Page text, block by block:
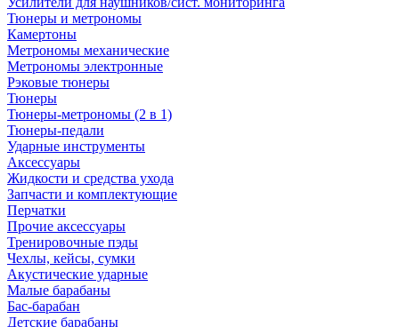
Тюнеры и метрономы
Камертоны
Метрономы механические
Метрономы электронные
Рэковые тюнеры
Тюнеры
Тюнеры-метрономы (2 в 1)
Тюнеры-педали
Ударные инструменты
Аксессуары
Жидкости и средства ухода
Запчасти и комплектующие
Перчатки
Прочие аксессуары
Тренировочные пэды
Чехлы, кейсы, сумки
Акустические ударные
Mалые барабаны
Бас-барабан
Детские барабаны